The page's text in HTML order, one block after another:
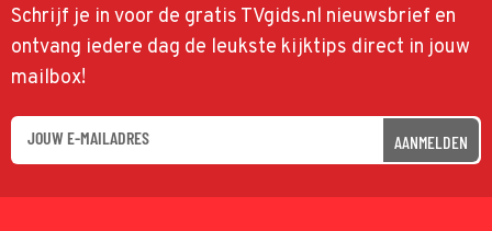
Schrijf je in voor de gratis TVgids.nl nieuwsbrief en
ontvang iedere dag de leukste kijktips direct in jouw
mailbox!
AANMELDEN